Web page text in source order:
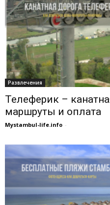
Развлечения
Телеферик –
маршруты и оплата
Mystambul-life.info -